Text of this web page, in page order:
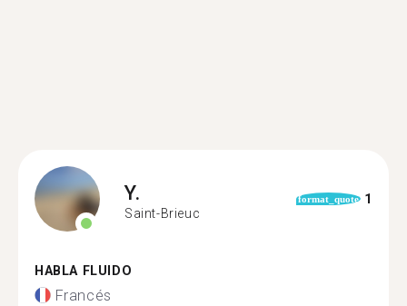
Y.
Saint-Brieuc
format_quote 1
HABLA FLUIDO
Francés